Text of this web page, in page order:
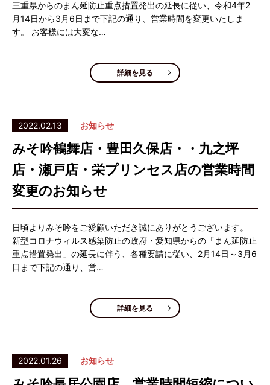
三重県からのまん延防止重点措置発出の延長に従い、令和4年2
月14日から3月6日まで下記の通り、営業時間を変更いたしま
す。 お客様には大変な…
詳細を見る
2022.02.13 お知らせ
みそ吟鶴舞店・豊田久保店・・九之坪
店・瀬戸店・栄プリンセス店の営業時間
変更のお知らせ
日頃よりみそ吟をご愛顧いただき誠にありがとうございます。
新型コロナウィルス感染防止の政府・愛知県からの「まん延防止
重点措置発出」の延長に伴う、各種要請に従い、2月14日～3月6
日まで下記の通り、営…
詳細を見る
2022.01.26 お知らせ